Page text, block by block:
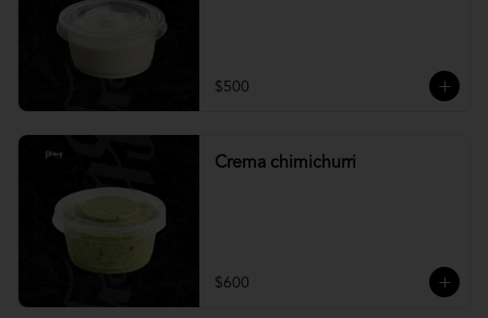
$500
Crema chimichurri
$600